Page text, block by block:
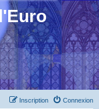
Connexion
Inscription